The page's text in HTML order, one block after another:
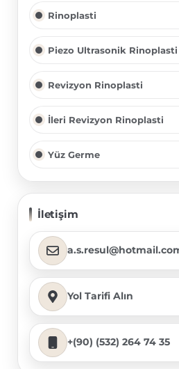
Rinoplasti
Piezo Ultrasonik Rinoplasti
Revizyon Rinoplasti
İleri Revizyon Rinoplasti
Yüz Germe
İletişim
Yol Tarifi Alın
+(90) (532) 264 74 35